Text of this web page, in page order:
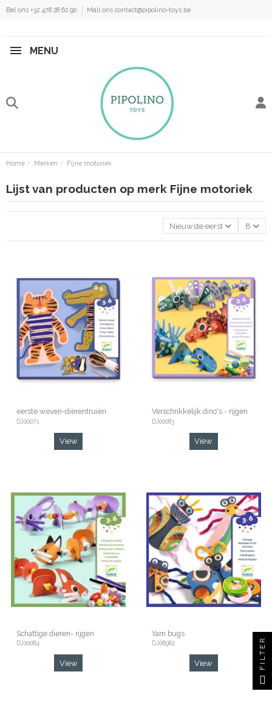
Bel ons +32 478 28 62 90 Mail ons contact@pipolino-toys.be
MENU
Home Merken Fijne motoriek
Lijst van producten op merk Fijne motoriek
Nieuwste eerst 8
eerste weven-dierentruien
DJ00071
View
Verschrikkelijk dino's - rijgen
DJ00083
View
Schattige dieren- rijgen
DJ00084
View
Yarn bugs
DJ08982
View FILTER